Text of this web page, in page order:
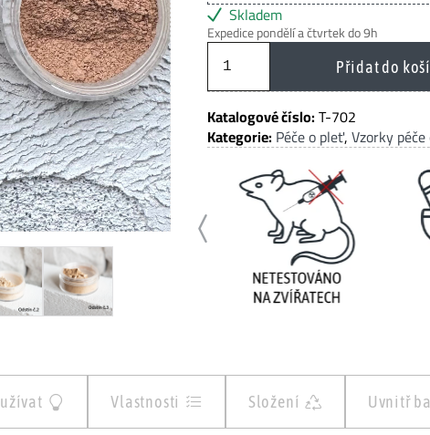
Skladem
Expedice pondělí a čtvrtek do 9h
Mineral
wonder
pearls
Tester
set
č.2
NORMÁLNÍ
PLEŤ/OPÁLENÁ
množství
Přidat do
Katalogové číslo:T-702
Kategorie: Péče o pleť,Vzorky
Vlastnosti Složení Uvnitř